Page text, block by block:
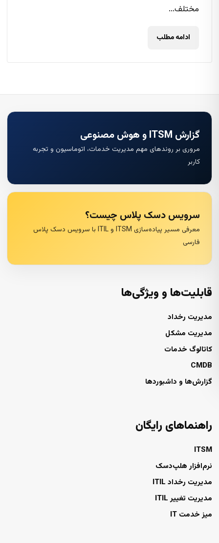
مختلف...
ادامه مطلب
گزارش ITSM و هوش مصنوعی
مروری بر روندهای مهم مدیریت خدمات، اتوماسیون و تجربه
کاربر
سرویس دسک پلاس چیست؟
معرفی مسیر پیاده‌سازی ITSM و ITIL با سرویس دسک پلاس
فارسی
قابلیت‌ها و ویژگی‌ها
مدیریت رخداد
مدیریت مشکل
کاتالوگ خدمات
CMDB
گزارش‌ها و داشبوردها
راهنماهای رایگان
ITSM
نرم‌افزار هلپ‌دسک
مدیریت رخداد ITIL
مدیریت تغییر ITIL
میز خدمت IT